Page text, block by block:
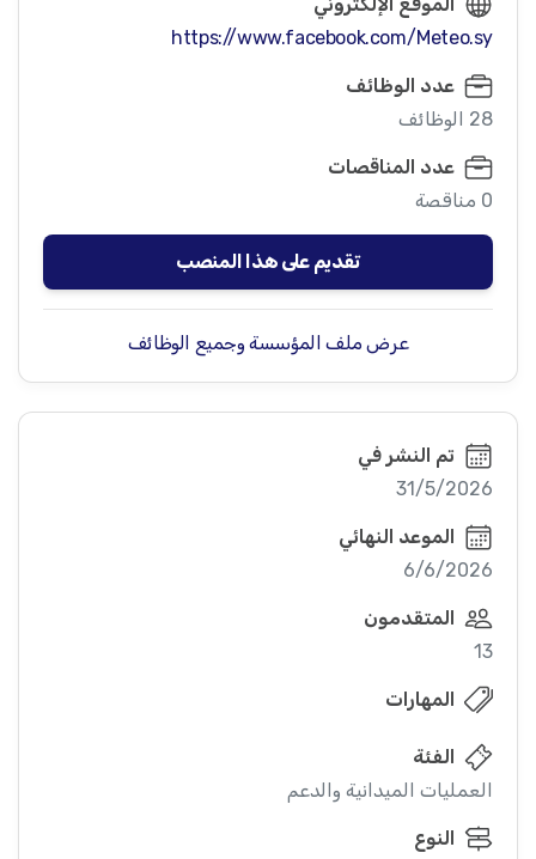
https://www.facebook.com/Meteo.sy
عدد الوظائف
28 الوظائف
عدد المناقصات
0 مناقصة
تقديم على هذا المنصب
عرض ملف المؤسسة وجميع الوظائف
تم النشر في
31/5/2026
الموعد النهائي
6/6/2026
المتقدمون
13
المهارات
الفئة
العمليات الميدانية والدعم
النوع